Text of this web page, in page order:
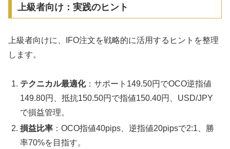
上級者向け：実践のヒント
上級者向けに、IFO注文を戦略的に活用するヒントを整理
します。
テクニカル最適化：サポート149.50円でOCO逆指値
149.80円、抵抗150.50円で指値150.40円、USD/JPY
で損益管理。
損益比率 ：OCO指値40pips、逆指値20pipsで2:1、勝
率70%を目指す。